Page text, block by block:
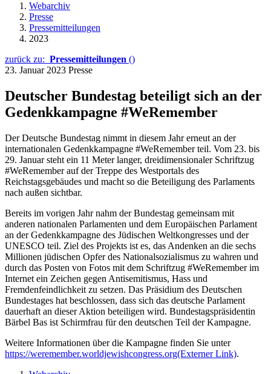
Webarchiv
Presse
Pressemitteilungen
2023
zurück zu: Pressemitteilungen ()
23. Januar 2023 Presse
Deutscher Bundestag beteiligt sich an der
Gedenkkampagne #WeRemember
Der Deutsche Bundestag nimmt in diesem Jahr erneut an der
internationalen Gedenkkampagne #WeRemember teil. Vom 23. bis
29. Januar steht ein 11 Meter langer, dreidimensionaler Schriftzug
#WeRemember auf der Treppe des Westportals des
Reichstagsgebäudes und macht so die Beteiligung des Parlaments
nach außen sichtbar.
Bereits im vorigen Jahr nahm der Bundestag gemeinsam mit
anderen nationalen Parlamenten und dem Europäischen Parlament
an der Gedenkkampagne des Jüdischen Weltkongresses und der
UNESCO teil. Ziel des Projekts ist es, das Andenken an die sechs
Millionen jüdischen Opfer des Nationalsozialismus zu wahren und
durch das Posten von Fotos mit dem Schriftzug #WeRemember im
Internet ein Zeichen gegen Antisemitismus, Hass und
Fremdenfeindlichkeit zu setzen. Das Präsidium des Deutschen
Bundestages hat beschlossen, dass sich das deutsche Parlament
dauerhaft an dieser Aktion beteiligen wird. Bundestagspräsidentin
Bärbel Bas ist Schirmfrau für den deutschen Teil der Kampagne.
Weitere Informationen über die Kampagne finden Sie unter
https://weremember.worldjewishcongress.org(Externer Link).